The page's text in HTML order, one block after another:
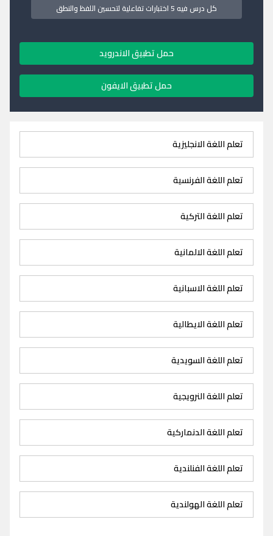
كل درس فيه 5 اختبارات تفاعلية لتحسين اللفظ والنطق
حمل تطبيق الاندرويد
حمل تطبيق الايفون
تعلم اللغة الانجليزية
تعلم اللغة الفرنسية
تعلم اللغة التركية
تعلم اللغة الالمانية
تعلم اللغة الاسبانية
تعلم اللغة الايطالية
تعلم اللغة السويدية
تعلم اللغة النرويجية
تعلم اللغة الدنماركية
تعلم اللغة الفنلندية
تعلم اللغة الهولندية